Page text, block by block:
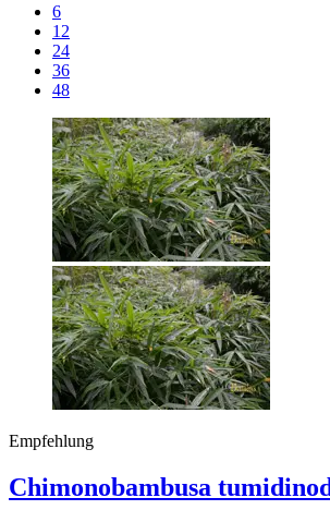
6
12
24
36
48
Empfehlung
Chimonobambusa